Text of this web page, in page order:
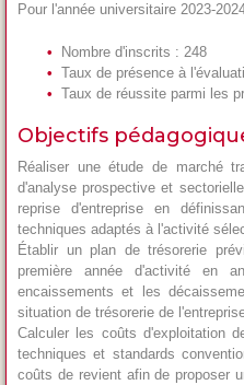
Pour l'année universitaire 2023-
Nombre d'inscrits : 248
Taux de présence à
Taux de réussite parmi les
Objectifs
Réaliser une étude de marché
d'analyse prospective et
reprise d'entreprise en
techniques adaptés à l'activité
Établir un plan de trésorerie
première année d'activité en
encaissements et les
situation de trésorerie de
Calculer les coûts d'exploitation
techniques et standards
coûts de revient afin de proposer